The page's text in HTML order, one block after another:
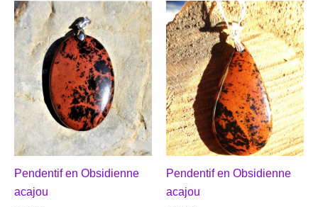
Pendentif en Obsidienne
acajou
Pendentif en Obsidienne
acajou